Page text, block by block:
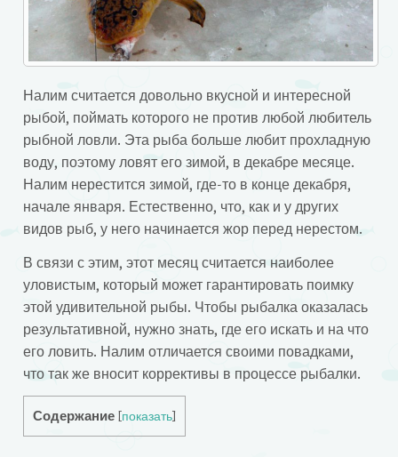
Налим считается довольно вкусной и интересной
рыбой, поймать которого не против любой любитель
рыбной ловли. Эта рыба больше любит прохладную
воду, поэтому ловят его зимой, в декабре месяце.
Налим нерестится зимой, где-то в конце декабря,
начале января. Естественно, что, как и у других
видов рыб, у него начинается жор перед нерестом.
В связи с этим, этот месяц считается наиболее
уловистым, который может гарантировать поимку
этой удивительной рыбы. Чтобы рыбалка оказалась
результативной, нужно знать, где его искать и на что
его ловить. Налим отличается своими повадками,
что так же вносит коррективы в процессе рыбалки.
Содержание показать]